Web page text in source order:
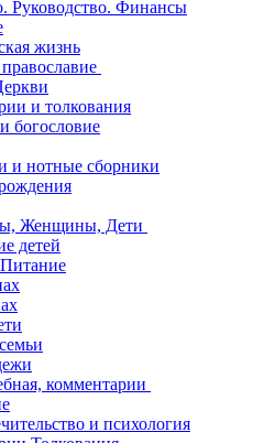
Руководство. Финансы
жизнь
и толкования
богословие
и нотные сборники
Женщины, Дети
детей
комментарии
и психология